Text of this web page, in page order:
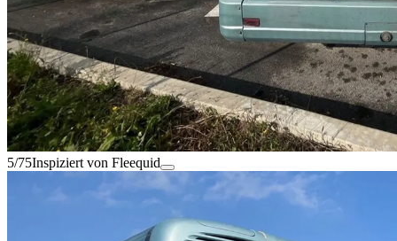
5/75Inspiziert von Fleequid